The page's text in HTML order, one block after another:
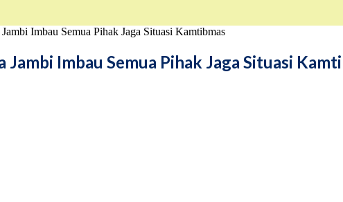
Imbau Semua Pihak Jaga Situasi Kamtibmas
Jambi Imbau Semua Pihak Jaga Situasi